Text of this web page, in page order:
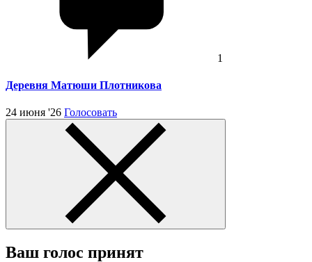
1
Деревня Матюши Плотникова
24 июня '26 Голосовать
Ваш голос принят